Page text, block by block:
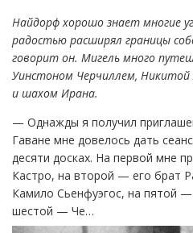
Найдорф хорошо знает многие
радостью расширял границы
говорит он. Мигель много
Уинстоном Черчиллем,
и шахом Ирана.
— Однажды я получил
Гаване мне довелось дать
десяти досках. На первой мне
Кастро, на второй — его брат
Камило Сьенфуэгос, на пятой
шестой — Че…